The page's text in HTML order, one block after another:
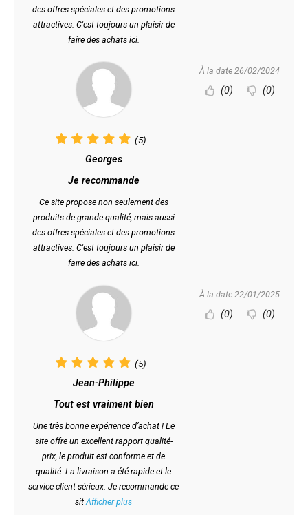
des offres spéciales et des promotions
attractives. C'est toujours un plaisir de
faire des achats ici.
(5)
Georges
Je recommande
Ce site propose non seulement des
produits de grande qualité, mais aussi
des offres spéciales et des promotions
attractives. C'est toujours un plaisir de
faire des achats ici.
À la date 26/02/2024
(0) (0)
(5)
Jean-Philippe
Tout est vraiment bien
Une très bonne expérience d’achat ! Le
site offre un excellent rapport qualité-
prix, le produit est conforme et de
qualité. La livraison a été rapide et le
service client sérieux. Je recommande ce
sit Afficher plus
À la date 22/01/2025
(0) (0)